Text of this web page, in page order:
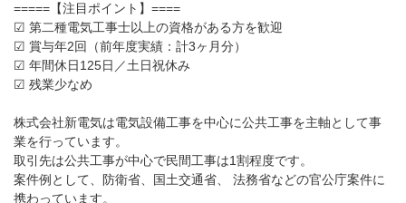
=====【注目ポイント】====
☑ 第二種電気工事士以上の資格がある方を歓迎
☑ 賞与年2回（前年度実績：計3ヶ月分）
☑ 年間休日125日／土日祝休み
☑ 残業少なめ
株式会社新電気は電気設備工事を中心に公共工事を主軸として事
業を行っています。
取引先は公共工事が中心で民間工事は1割程度です。
案件例として、防衛省、国土交通省、 法務省などの官公庁案件に
携わっています。